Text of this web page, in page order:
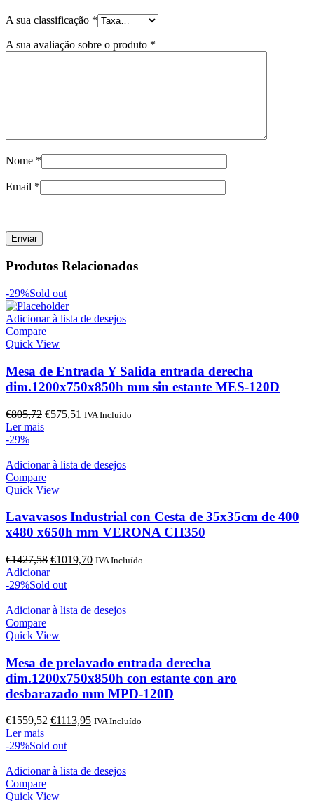
A sua classificação *
A sua avaliação sobre o produto *
Nome *
Email *
Produtos Relacionados
-29%Sold out
Adicionar à lista de desejos
Compare
Quick View
Mesa de Entrada Y Salida entrada derecha
dim.1200x750x850h mm sin estante MES-120D
€805,72 O
€805,72.
€575,51 O
€575,51.
IVA Incluído
Ler mais
-29%
Adicionar à lista de desejos
Compare
Quick View
Lavavasos Industrial con Cesta de 35x35cm de 400
x480 x650h mm VERONA CH350
€1427,58 O
preço
original
€1427,58.
€1019,70O
€1019,70.
IVA Incluído
Adicionar
-29%Sold out
Adicionar à lista de desejos
Compare
Quick View
Mesa de prelavado entrada derecha
dim.1200x750x850h con estante con aro
desbarazado mm MPD-120D
€1559,52 O
original
€1559,52.
€1113,95O
€1113,95.
IVA Incluído
Ler mais
-29%Sold out
Adicionar à lista de desejos
Compare
Quick View